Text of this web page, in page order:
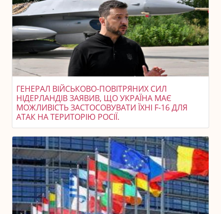
ГЕНЕРАЛ ВІЙСЬКОВО-ПОВІТРЯНИХ СИЛ
НІДЕРЛАНДІВ ЗАЯВИВ, ЩО УКРАЇНА МАЄ
МОЖЛИВІСТЬ ЗАСТОСОВУВАТИ ЇХНІ F-16 ДЛЯ
АТАК НА ТЕРИТОРІЮ РОСІЇ.